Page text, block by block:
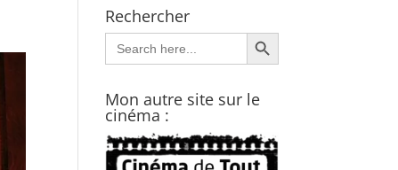
Rechercher
Search
for:
Search Button
Mon autre site sur le
cinéma :